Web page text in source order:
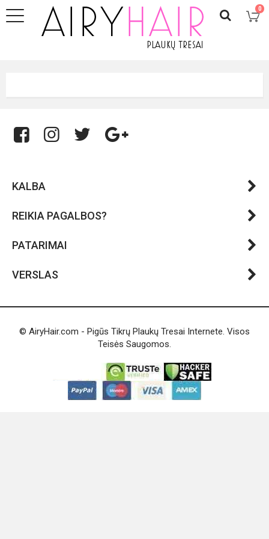
0
KALBA
REIKIA PAGALBOS?
PATARIMAI
VERSLAS
© AiryHair.com - Pigūs Tikrų Plaukų Tresai Internete. Visos
Teisės Saugomos.